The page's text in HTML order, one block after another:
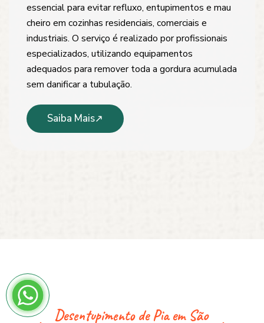
essencial para evitar refluxo, entupimentos e mau
cheiro em cozinhas residenciais, comerciais e
industriais. O serviço é realizado por profissionais
especializados, utilizando equipamentos
adequados para remover toda a gordura acumulada
sem danificar a tubulação.
Saiba Mais
Desentupimento de Pia em São